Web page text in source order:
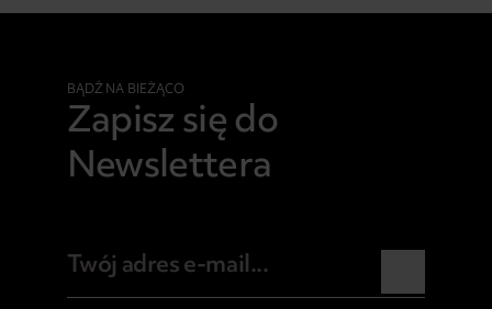
BĄDŹ NA BIEŻĄCO
Zapisz się do
Newslettera